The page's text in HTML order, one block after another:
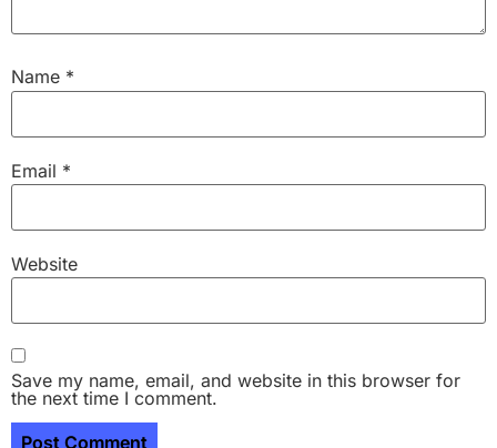
Name *
Email *
Website
Save my name, email, and website in this browser for
the next time I comment.